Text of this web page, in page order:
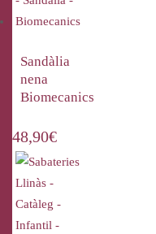
Sandàlia
nena
Biomecanics
48,90€